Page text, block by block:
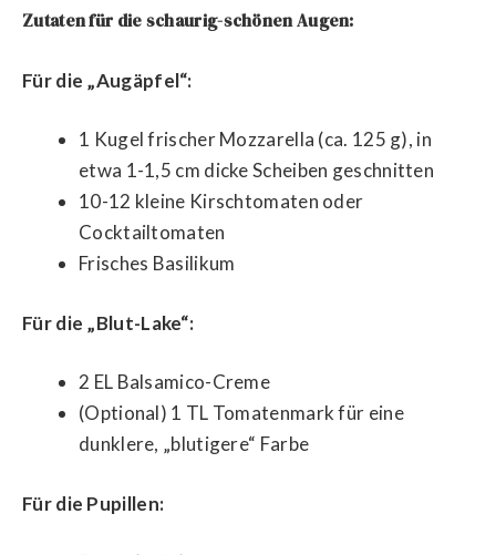
Zutaten für die schaurig-schönen Augen:
Für die „Augäpfel“:
1 Kugel frischer Mozzarella (ca. 125 g), in
etwa 1-1,5 cm dicke Scheiben geschnitten
10-12 kleine Kirschtomaten oder
Cocktailtomaten
Frisches Basilikum
Für die „Blut-Lake“:
2 EL Balsamico-Creme
(Optional) 1 TL Tomatenmark für eine
dunklere, „blutigere“ Farbe
Für die Pupillen: